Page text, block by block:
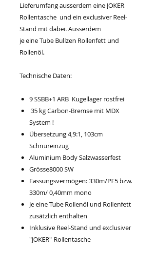
Lieferumfang ausserdem eine JOKER
Rollentasche und ein exclusiver Reel-
Stand mit dabei. Ausserdem
je eine Tube Bullzen Rollenfett und
Rollenöl.
Technische Daten:
9 SSBB+1 ARB Kugellager rostfrei
35 kg Carbon-Bremse mit MDX
System !
Übersetzung 4,9:1, 103cm
Schnureinzug
Aluminium Body Salzwasserfest
Grösse8000 SW
Fassungsvermögen: 330m/PE5 bzw.
330m/ 0,40mm mono
Je eine Tube Rollenöl und Rollenfett
zusätzlich enthalten
Inklusive Reel-Stand und exclusiver
"JOKER"-Rollentasche